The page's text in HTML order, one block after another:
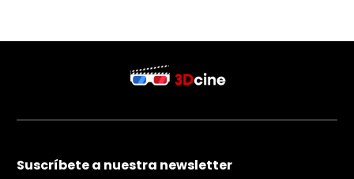
Suscríbete a nuestra newsletter